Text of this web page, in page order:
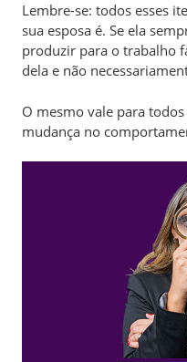
Lembre-se: todos esses
sua esposa é. Se ela
produzir para o trabalho
dela e não
O mesmo vale para
mudança no